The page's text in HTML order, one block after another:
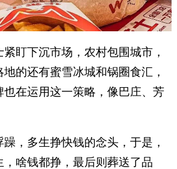
盯下沉市场，农村包围城市，
的还有蜜雪冰城和锅圈食汇，
在运用这一策略，像巴庄、芳
，多生挣快钱的念头，于是，
，啥钱都挣，最后则葬送了品